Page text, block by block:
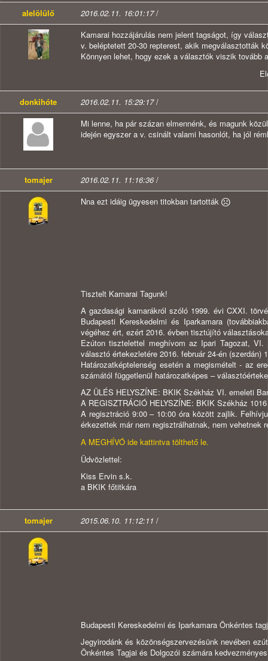
alelölülő 2016.02.11. 16:01:17/
Kamarai hozzájárulás nem jelent tagságot, így
v. beléptetett 20-30 repterest, akik megválasztották
Könnyen lehet, hogy ezek a választók viszik tovább
donkihóte 2016.02.11. 15:29:17/
Mi lenne, ha pár százan elmennénk, és magunk
idején egyszer a v. csinált valami hasonlót, ha jól
tomajer 2016.02.11. 11:16:36/
Nna ezt idáig ügyesen titokban tartották
Tisztelt Kamarai Tagunk!
A gazdasági kamarákról szóló 1999. évi CXXI.
Budapesti Kereskedelmi és Iparkamara
végéhez ért, ezért 2016. évben tisztújító
Ezúton tisztelettel meghívom az Ipari Tagozat,
választó értekezletére 2016. február 24-én (szerdán)
Határozatképtelenség esetén a megismételt - az
számától függetlenül határozatképes –
AZ ÜLÉS HELYSZÍNE: BKIK Székház VI. emeleti
A REGISZTRÁCIÓ HELYSZÍNE: BKIK Székház
A regisztráció 9:00 – 10:00 óra között zajlik.
érkezettek már nem regisztrálhatnak, nem vehetnek
A MEGHÍVÓ ide kattintva tölthető le.
Üdvözlettel:
Kiss Ervin s.k.
a BKIK főtitkára
tomajer 2015.06.10. 11:12:11 /
Budapesti Kereskedelmi és Iparkamara Önkéntes
Jegyirodánk és közönségszervezésünk nevében
Önkéntes Tagjai és Dolgozói ​számára